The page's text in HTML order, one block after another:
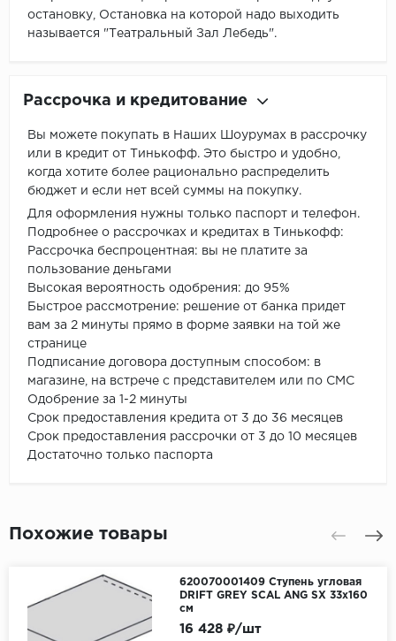
остановку, Остановка на которой надо выходить
называется "Театральный Зал Лебедь".
Рассрочка и кредитование
Вы можете покупать в Наших Шоурумах в рассрочку
или в кредит от Тинькофф. Это быстро и удобно,
когда хотите более рационально распределить
бюджет и если нет всей суммы на покупку.
Для оформления нужны только паспорт и телефон.
Подробнее о рассрочках и кредитах в Тинькофф:
Рассрочка беспроцентная: вы не платите за
пользование деньгами
Высокая вероятность одобрения: до 95%
Быстрое рассмотрение: решение от банка придет
вам за 2 минуты прямо в форме заявки на той же
странице
Подписание договора доступным способом: в
магазине, на встрече с представителем или по СМС
Одобрение за 1-2 минуты
Срок предоставления кредита от 3 до 36 месяцев
Срок предоставления рассрочки от 3 до 10 месяцев
Достаточно только паспорта
Похожие товары
620070001409 Ступень угловая
DRIFT GREY SCAL ANG SX 33x160
см
16 428 ₽/шт